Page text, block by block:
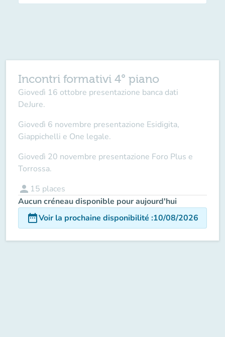
Incontri formativi 4° piano
Giovedì 16 ottobre presentazione banca dati
DeJure.
Giovedì 6 novembre presentazione Esidigita,
Giappichelli e One legale.
Giovedì 20 novembre presentazione Foro Plus e
Torrossa.
person 15 places
Aucun créneau disponible pour aujourd'hui
date_rangeVoir la prochaine disponibilité :10/08/2026